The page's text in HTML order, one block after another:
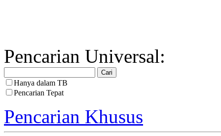
Pencarian Universal:
Hanya dalam TB
Pencarian Tepat
Pencarian Khusus